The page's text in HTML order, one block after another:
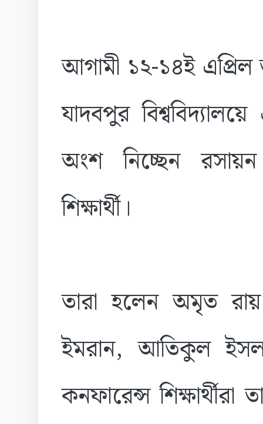
আগামী ১২-১৪ই এপ্রিল
যাদবপুর
অংশ নিচ্ছেন
শিক্ষার্থী।
তারা হলেন অমৃত
ইমরান, আতিকুল
কনফারেন্স